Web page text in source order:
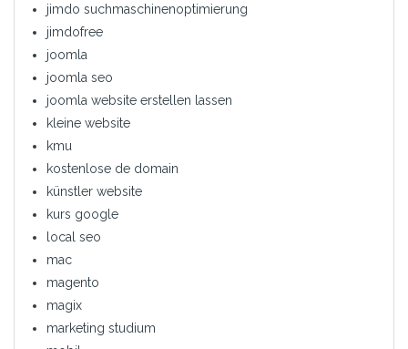
jimdo suchmaschinenoptimierung
jimdofree
joomla
joomla seo
joomla website erstellen lassen
kleine website
kmu
kostenlose de domain
künstler website
kurs google
local seo
mac
magento
magix
marketing studium